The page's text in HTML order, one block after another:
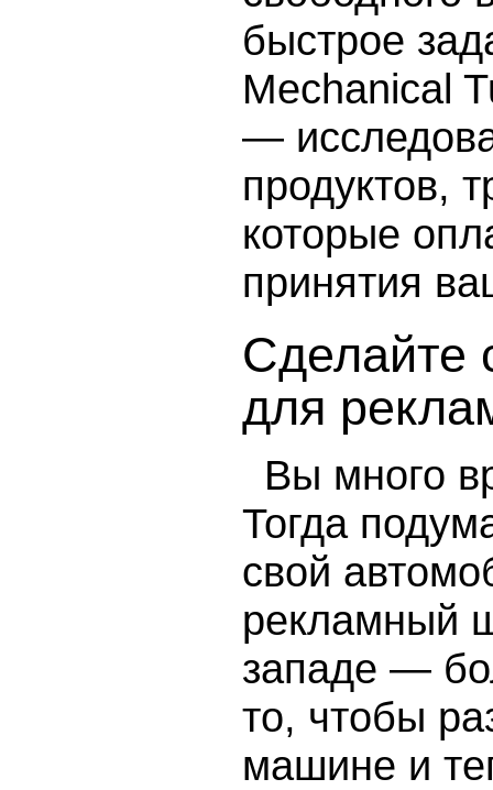
быстрое
Mechanical
—
продуктов,
которые
принятия
Сделайте
для
Вы много
Тогда
свой
рекламный
западе —
то, чтобы
машине и